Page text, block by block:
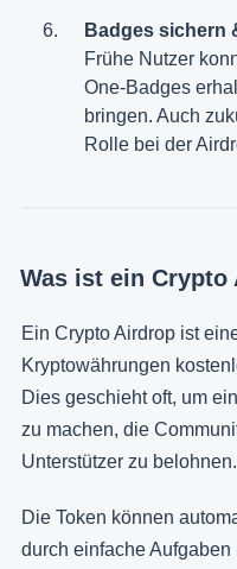
Badges sichern
Frühe Nutzer
One-Badges
bringen. Auch
Rolle bei der
Was ist ein Crypto
Ein Crypto Airdrop ist
Kryptowährungen
Dies geschieht oft, um
zu machen, die
Unterstützer zu belohnen.
Die Token können
durch einfache Aufgaben